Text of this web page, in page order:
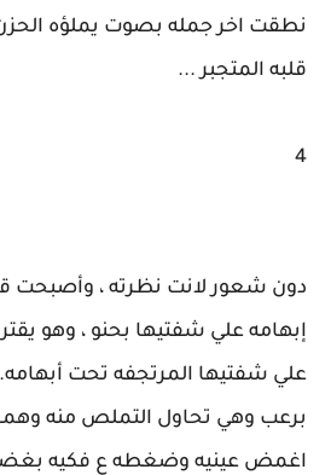
نطقت اخر جمله بصوت يملؤه الحزن
قلبه المتجبر ...
4
دون شعور لانت نظرته ، وأصبحت
إبهامه علي شفتيها بحنو ، وهو
علي شفتيها المرتجفه تحت
برعب وهي تحاول التملص منه
اغمض عينيه وضغطه ع فكيه